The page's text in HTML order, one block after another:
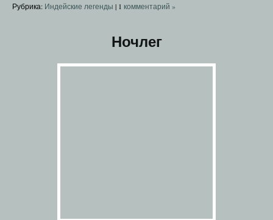
Рубрика: Индейские легенды | 1 комментарий »
Ночлег